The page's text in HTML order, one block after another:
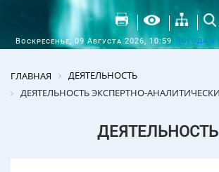
Воскресенье, 09 Августа 2026, 10:59 Погода в
ГЛАВНАЯ
ДЕЯТЕЛЬНОСТЬ
ДЕЯТЕЛЬНОСТЬ ЭКСПЕРТНО-
ДЕЯТЕЛЬНОСТЬ